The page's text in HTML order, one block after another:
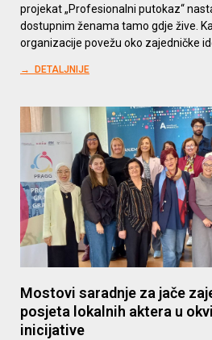
projekat „Profesionalni putokaz“
dostupnim ženama tamo gdje žive.
organizacije povežu oko zajedničke
→ DETALJNIJE
Mostovi saradnje za jače
posjeta lokalnih aktera u
inicijative